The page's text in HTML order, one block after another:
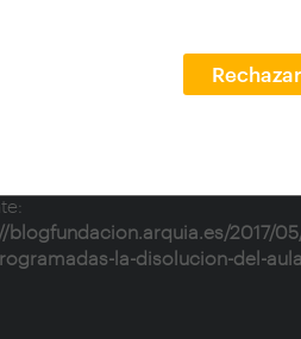
Rechazar
documento:
uso:
Centros de enseñanza;
contenido:
Artículos
blogfundacion.arquia.es/2017/
la-disolucion-del-